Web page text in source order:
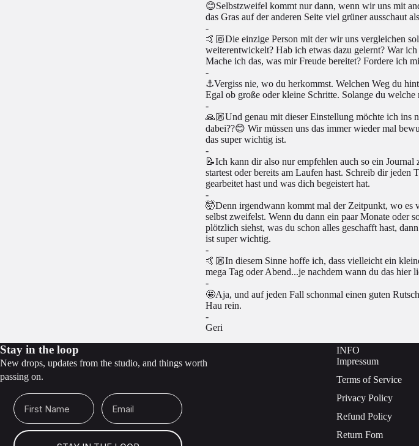
😊Selbstzweifel kommt nur dann, wenn wir uns mit
das Gras auf der anderen Seite viel grüner ausschaut
-
🤙🏼Die einzige Person mit der wir uns vergleichen
weiterentwickelt? Hab ich etwas dazu gelernt? War
Mache ich das, was mir Freude bereitet? Fordere ich
-
⚓️Vergiss nie, wo du herkommst. Welchen Weg du
Egal ob große oder kleine Schritte. Solange du
-
🙏🏼Und genau mit dieser Einstellung möchte ich ins
dabei??😊 Wir müssen uns das immer wieder mal
das super wichtig ist.
-
📝Ich kann dir also nur empfehlen auch so ein
startest oder bereits am Laufen hast. Schreib dir
gearbeitet hast und was dich begeistert hat.
-
🤯Denn irgendwann kommt mal der Zeitpunkt, wo es
selbst zweifelst. Wenn du dann ein paar Monate oder
plötzlich siehst, was du schon alles geschafft hast,
ist super wichtig.
-
🤙🏼In diesem Sinne hoffe ich, dass vielleicht ein
mega Tag oder Abend...je nachdem wann du das hier
-
🤩Aja, und auf jeden Fall schonmal einen guten
Hau rein.
-
Geri
Stay in the loop
New drops, updates from the studio, and things worth
passing on.
First Name Email
INFO
Impressum
Terms of Service
Privacy Policy
Refund Policy
Return Fom